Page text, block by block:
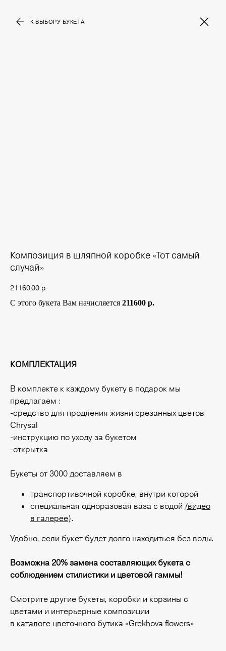
К ВЫБОРУ БУКЕТА
Композиция в шляпной коробке «Тот самый
случай»
21160,00 р.
С этого букета Вам начисляется 211600 р.
КОМПЛЕКТАЦИЯ
В комплекте к каждому букету в подарок мы
предлагаем :
-средство для продления жизни срезанных цветов
Chrysal
-инструкцию по уходу за букетом
-открытка
Букеты от 3000 доставляем в
транспортивочной коробке, внутри которой
специальная одноразовая ваза с водой (видео
в галерее).
Удобно, если букет будет долго находиться без воды.
Возможна 20% замена составляющих букета с
соблюдением стилистики и цветовой гаммы!
Смотрите другие букеты, коробки и корзины с
цветами и интерьерные композиции
в каталоге цветочного бутика «Grekhova flowers»